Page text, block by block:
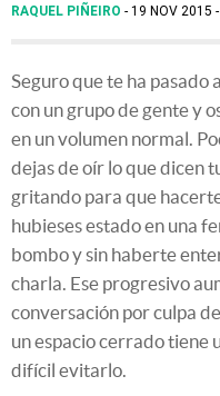
RAQUEL PIÑEIRO 19 NOV 2015
Seguro que te ha pasado
con un grupo de gente y
en un volumen normal.
dejas de oír lo que dicen
gritando para que
hubieses estado en una
bombo y sin haberte
charla. Ese progresivo
conversación por culpa
un espacio cerrado tiene
difícil evitarlo.